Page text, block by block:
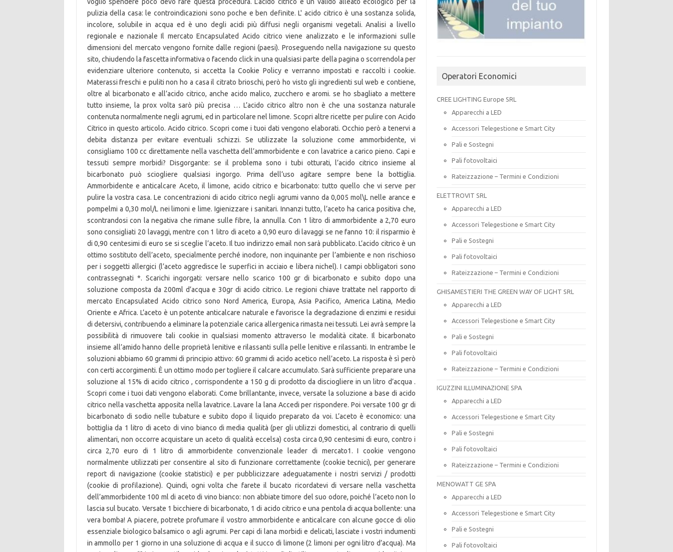
Operatori Economici
CREE LIGHTING Europe SRL
Apparecchi a LED
Accessori Telegestione e Smart City
Pali e Sostegni
Pali fotovoltaici
Rateizzazione – Termini e Condizioni
ELETTROVIT SRL
Apparecchi a LED
Accessori Telegestione e Smart City
Pali e Sostegni
Pali fotovoltaici
Rateizzazione – Termini e Condizioni
GHISAMESTIERI THE GREEN WAY OF LIGHT SRL
Apparecchi a LED
Accessori Telegestione e Smart City
Pali e Sostegni
Pali fotovoltaici
Rateizzazione – Termini e Condizioni
IGUZZINI ILLUMINAZIONE SPA
Apparecchi a LED
Accessori Telegestione e Smart City
Pali e Sostegni
Pali fotovoltaici
Rateizzazione – Termini e Condizioni
MENOWATT GE SPA
Apparecchi a LED
Accessori Telegestione e Smart City
Pali e Sostegni
Pali fotovoltaici